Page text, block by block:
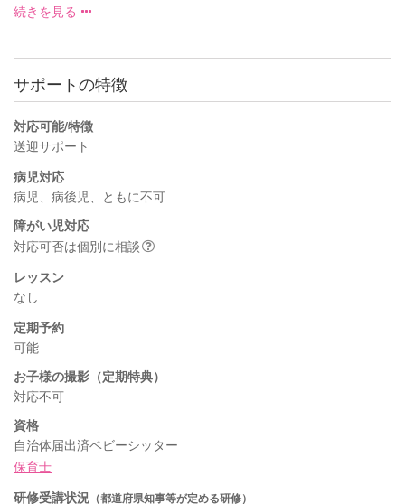
続きを見る
サポートの特徴
対応可能/特徴
送迎サポート
病児対応
病児、病後児、ともに不可
障がい児対応
対応可否は個別に相談
レッスン
なし
定期予約
可能
お子様の撮影（定期特典）
対応不可
資格
自治体届出済ベビーシッター
保育士
研修受講状況 （都道府県知事等が定める研修）